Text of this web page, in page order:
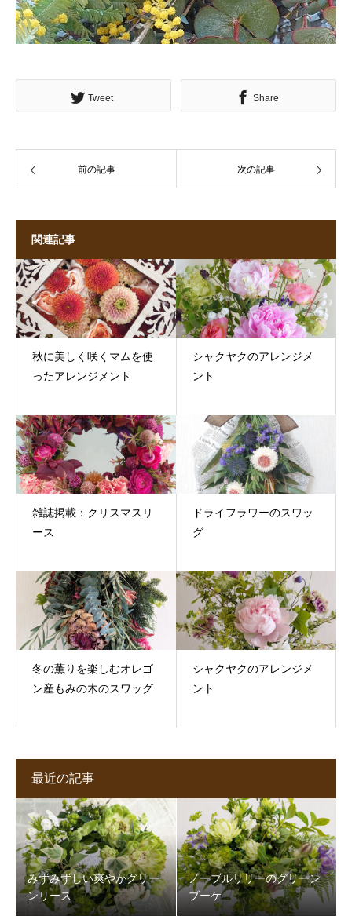
Tweet Share
前の記事 次の記事
関連記事
秋に美しく咲くマムを使
ったアレンジメント
シャクヤクのアレンジメ
ント
雑誌掲載：クリスマスリ
ース
ドライフラワーのスワッ
グ
冬の薫りを楽しむオレゴ
ン産もみの木のスワッグ
シャクヤクのアレンジメ
ント
最近の記事
みずみずしい爽やかグリー
ンリース
ノーブルリリーのグリーン
ブーケ